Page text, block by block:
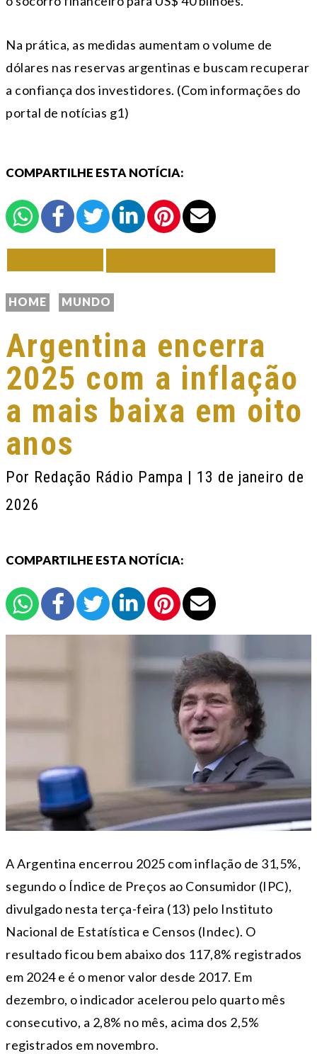
Na prática, as medidas aumentam o volume de
dólares nas reservas argentinas e buscam recuperar
a confiança dos investidores. (Com informações do
portal de notícias g1)
COMPARTILHE ESTA NOTÍCIA:
HOME MUNDO
Argentina encerra
2025 com a inflação
a mais baixa em oito
anos
Por Redação Rádio Pampa | 13 de janeiro de
2026
COMPARTILHE ESTA NOTÍCIA:
A Argentina encerrou 2025 com inflação de 31,5%,
segundo o Índice de Preços ao Consumidor (IPC),
divulgado nesta terça-feira (13) pelo Instituto
Nacional de Estatística e Censos (Indec). O
resultado ficou bem abaixo dos 117,8% registrados
em 2024 e é o menor valor desde 2017. Em
dezembro, o indicador acelerou pelo quarto mês
consecutivo, a 2,8% no mês, acima dos 2,5%
registrados em novembro.